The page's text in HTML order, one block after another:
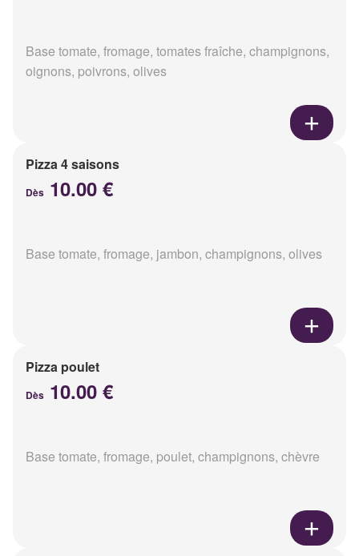
Base tomate, fromage, tomates fraîche, champignons,
oignons, poivrons, olives
Pizza 4 saisons
Dès 10.00 €
Base tomate, fromage, jambon, champignons, olives
Pizza poulet
Dès 10.00 €
Base tomate, fromage, poulet, champignons, chèvre